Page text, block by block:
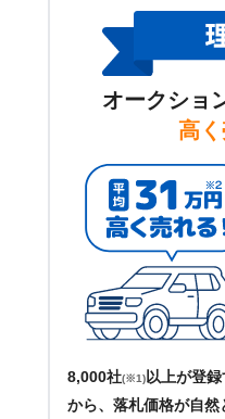
オークショ
高
8,000社(※1) 以上が登
から、落札価格が自然